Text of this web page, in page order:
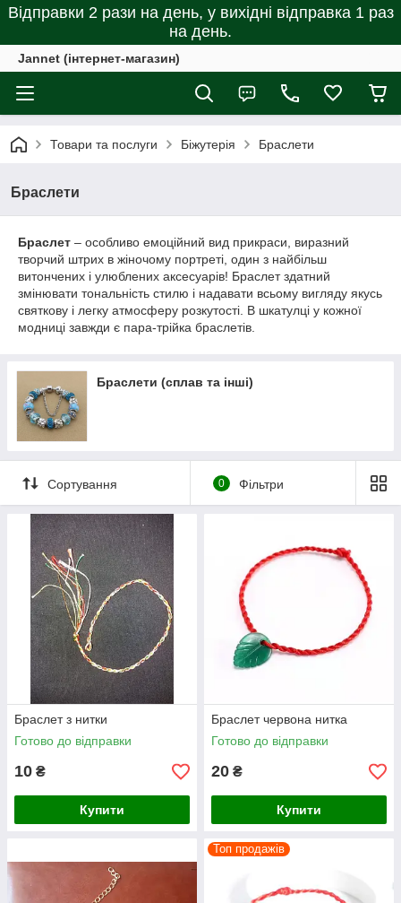
Відправки 2 рази на день, у вихідні відправка 1 раз
на день.
Jannet (інтернет-магазин)
Товари та послуги Біжутерія Браслети
Браслети
Браслет – особливо емоційний вид прикраси, виразний
творчий штрих в жіночому портреті, один з найбільш
витончених і улюблених аксесуарів! Браслет здатний
змінювати тональність стилю і надавати всьому вигляду якусь
святкову і легку атмосферу розкутості. В шкатулці у кожної
модниці завжди є пара-трійка браслетів.
Браслети (сплав та інші)
Сортування 0 Фільтри
Браслет з нитки
Готово до відправки
10 ₴
Купити
Браслет червона нитка
Готово до відправки
20 ₴
Купити
Топ продажів